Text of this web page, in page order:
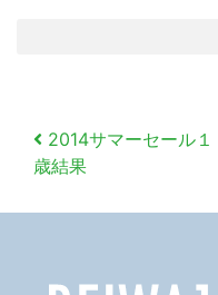
投
稿
ナ
ゲ
ョ
2014サマーセール１
歳結果